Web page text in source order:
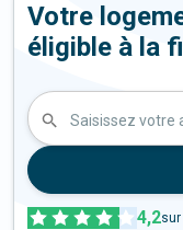
Votre
éligible à la
Saisissez votre
4,2sur